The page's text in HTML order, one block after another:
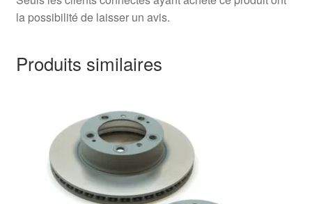
la possibilité de laisser un avis.
Produits similaires